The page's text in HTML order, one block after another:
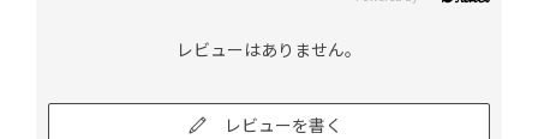
レビューはありません。
レビューを書く